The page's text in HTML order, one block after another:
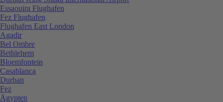
Essaouira Flughafen
Fez Flughafen
Flughafen East London
Agadir
Bel Ombre
Bethlehem
Bloemfontein
Casablanca
Durban
Fez
Ägypten